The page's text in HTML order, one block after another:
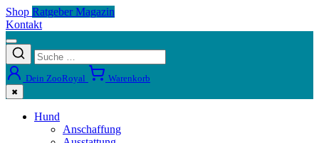
Shop Ratgeber Magazin
Kontakt
Dein ZooRoyal Warenkorb
✖
Hund
Anschaffung